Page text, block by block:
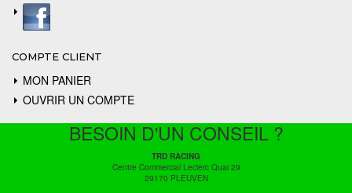
COMPTE CLIENT
MON PANIER
OUVRIR UN COMPTE
BESOIN D'UN CONSEIL ?
TRD RACING
Centre Commercial Leclerc Quai 29
29170 PLEUVEN